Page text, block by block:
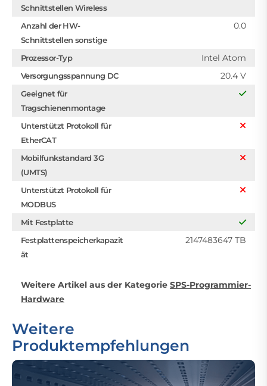
Schnittstellen Wireless
Anzahl der HW-
Schnittstellen sonstige
0.0
Prozessor-Typ Intel Atom
Versorgungsspannung DC 20.4 V
Geeignet für
Tragschienenmontage
Unterstützt Protokoll für
EtherCAT
Mobilfunkstandard 3G
(UMTS)
Unterstützt Protokoll für
MODBUS
Mit Festplatte
Festplattenspeicherkapazit
ät
2147483647 TB
Weitere Artikel aus der Kategorie SPS-Programmier-
Hardware
Weitere
Produktempfehlungen